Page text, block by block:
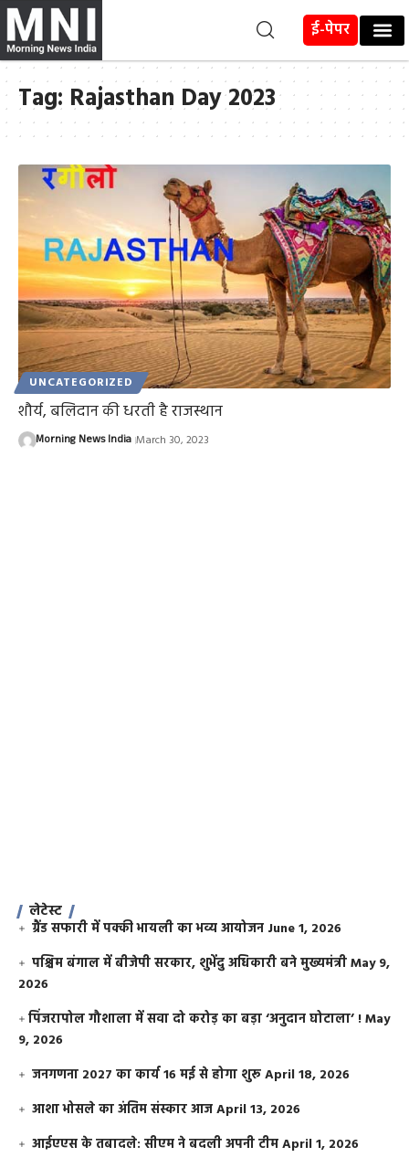
ई-पेपर
Tag: Rajasthan Day 2023
UNCATEGORIZED
शौर्य, बलिदान की धरती है राजस्थान
Morning News India March 30, 2023
लेटेस्ट
ग्रैंड सफारी में पक्की भायली का भव्य आयोजन June 1, 2026
पश्चिम बंगाल में बीजेपी सरकार, शुभेंदु अधिकारी बने मुख्यमंत्रीMay 9,
2026
​पिंजरापोल गौशाला में सवा दो करोड़ का बड़ा ‘अनुदान घोटाला’ !May
9, 2026
जनगणना 2027 का कार्य 16 मई से होगा शुरूApril 18, 2026
आशा भोसले का अंतिम संस्कार आजApril 13, 2026
आईएएस के तबादले: सीएम ने बदली अपनी टीमApril 1, 2026